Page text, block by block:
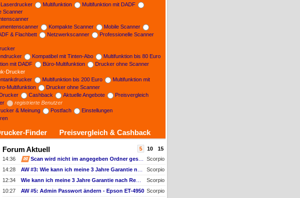
Laserdrucker
Multifunktion
Multifunktion mit DADF
Scanner
Kompakte Scanner
Mobile Scanner
& Flachbett
Netzwerkscanner
Professionelle Scanner
Kompatibel mit Tinten-Abo
Multifunktion bis 80 Euro
mit DADF
Büro-Multifunktion
Drucker ohne Scanner
Drucker
Multifunktion bis 200 Euro
Multifunktion mit
Multifunktion
Drucker ohne Scanner
Cashback Aktuelle Angebote
Preisvergleich
registrierte Benutzer
& Meinung
Postfach
Einstellungen
Finder Preisvergleich & Cashback
Forum Aktuell 5 10
15
14:36
✉
Scorpio
14:28
Scorpio
12:34
Scorpio
10:27
AW #5: Admin Passwort ändern - Epson ET-4950 Scorpio